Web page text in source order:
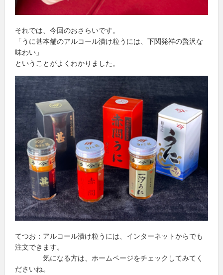
それでは、今回のおさらいです。
「うに甚本舗のアルコール漬け粒うには、下関発祥の贅沢な
味わい」
ということがよくわかりました。
てつお：アルコール漬け粒うには、インターネットからでも
注文できます。
気になる方は、ホームページをチェックしてみてく
ださいね。